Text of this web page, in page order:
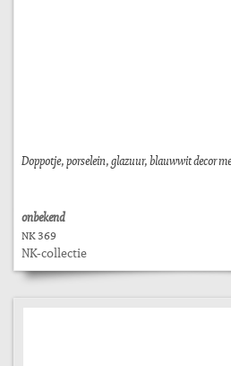
Doppotje, porselein, glazuur, blauwwit decor
onbekend
NK 369
NK-collectie